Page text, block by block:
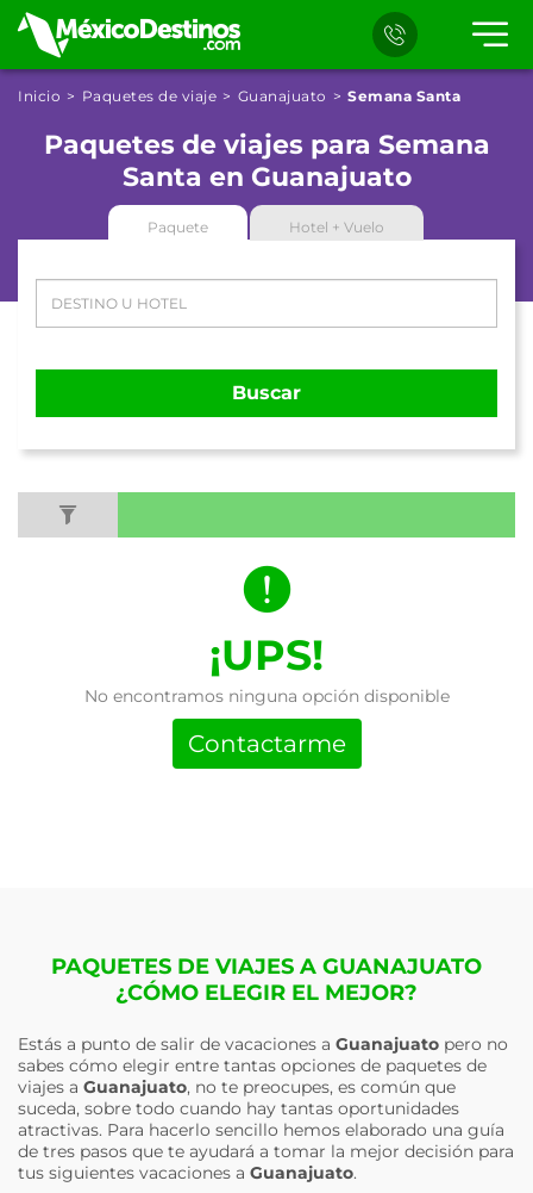
Inicio Paquetes de viaje Guanajuato Semana Santa
Paquetes de viajes para Semana
Santa en Guanajuato
Paquete Hotel + Vuelo
Buscar
¡UPS!
No encontramos ninguna opción disponible
Contactarme
PAQUETES DE VIAJES A GUANAJUATO
¿CÓMO ELEGIR EL MEJOR?
Estás a punto de salir de vacaciones a Guanajuato pero no
sabes cómo elegir entre tantas opciones de paquetes de
viajes a Guanajuato, no te preocupes, es común que
suceda, sobre todo cuando hay tantas oportunidades
atractivas. Para hacerlo sencillo hemos elaborado una guía
de tres pasos que te ayudará a tomar la mejor decisión para
tus siguientes vacaciones a Guanajuato.